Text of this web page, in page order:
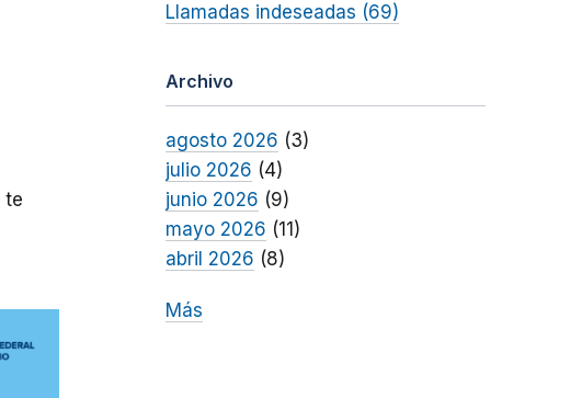
te
Llamadas indeseadas (69)
Archivo
agosto 2026 (3)
julio 2026 (4)
junio 2026 (9)
mayo 2026 (11)
abril 2026 (8)
Más